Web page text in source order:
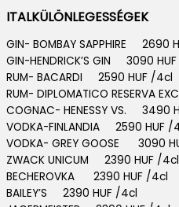
ITALKÜLÖNLEGESSÉGEK
GIN- BOMBAY SAPPHIRE 2690
GIN-HENDRICK’S GIN 3090
RUM- BACARDI 2590 HUF /4cl
RUM- DIPLOMATICO RESERVA
COGNAC- HENESSY VS. 3490
VODKA-FINLANDIA 2590 HUF /
VODKA- GREY GOOSE 3090
ZWACK UNICUM 2390 HUF /4cl
BECHEROVKA 2390 HUF /4cl
BAILEY’S 2390 HUF /4cl